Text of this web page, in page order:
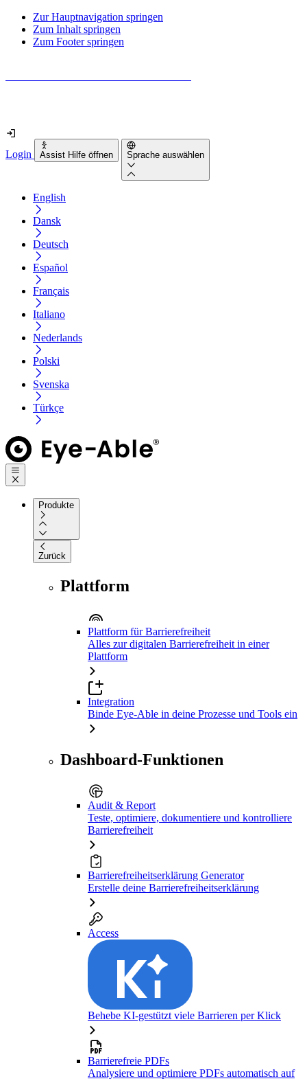
Zur Hauptnavigation springen
Zum Inhalt springen
Zum Footer springen
Login Assist Hilfe öffnen Sprache auswählen
English
Dansk
Deutsch
Español
Français
Italiano
Nederlands
Polski
Svenska
Türkçe
Produkte
Zurück
Plattform
Plattform für Barrierefreiheit
Alles zur digitalen Barrierefreiheit in einer
Plattform
Integration
Binde Eye-Able in deine Prozesse und Tools ein
Dashboard-Funktionen
Audit & Report
Teste, optimiere, dokumentiere und kontrolliere
Barrierefreiheit
Barrierefreiheitserklärung Generator
Erstelle deine Barrierefreiheitserklärung
Access
Behebe KI-gestützt viele Barrieren per Klick
Barrierefreie PDFs
Analysiere und optimiere PDFs automatisch auf